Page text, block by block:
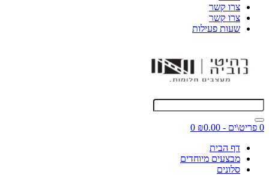
צרו קשר
צרו קשר
שעות פעילות
0 פריט\ים - ₪0.00
0
דף הבית
מבצעים מיוחדים
סלונים